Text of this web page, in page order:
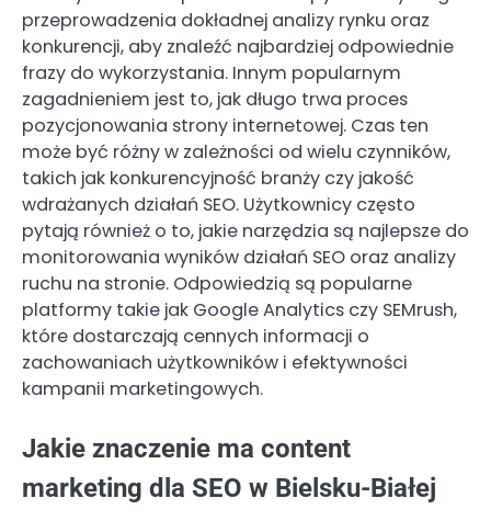
przeprowadzenia dokładnej analizy rynku oraz
konkurencji, aby znaleźć najbardziej odpowiednie
frazy do wykorzystania. Innym popularnym
zagadnieniem jest to, jak długo trwa proces
pozycjonowania strony internetowej. Czas ten
może być różny w zależności od wielu czynników,
takich jak konkurencyjność branży czy jakość
wdrażanych działań SEO. Użytkownicy często
pytają również o to, jakie narzędzia są najlepsze do
monitorowania wyników działań SEO oraz analizy
ruchu na stronie. Odpowiedzią są popularne
platformy takie jak Google Analytics czy SEMrush,
które dostarczają cennych informacji o
zachowaniach użytkowników i efektywności
kampanii marketingowych.
Jakie znaczenie ma content
marketing dla SEO w Bielsku-Białej